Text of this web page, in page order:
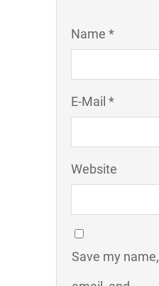
Name *
E-Mail *
Website
Save my name,